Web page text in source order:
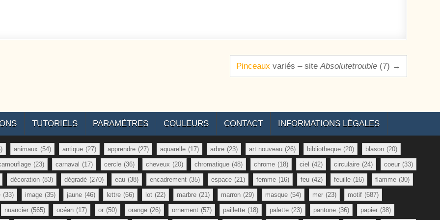
Pinceaux variés – site Absolutetrouble(7) →
TUTORIELS PARAMÈTRES COULEURS CONTACT INFORMATIONS LÉGALES
animaux (54) antique (27) apprendre (27) aquarelle (17) arbre (23) art nouveau (26) bibliotheque (20) blason (20)
(23) carnaval (17) cercle (36) cheveux (20) chromatique (48) chrome (18) ciel (42) circulaire (24) coeur (33)
décoration (83) dégradé (270) eau (38) encadrement (35) espace (21) femme (16) feu (42) feuille (16) flamme (30)
(33) image (35) jaune (46) lettre (66) lot (22) marbre (21) marron (29) masque (54) mer (23) motif (687)
nuancier (565) océan (17) or (50) orange (26) ornement (57) paillette (18) palette (23) pantone (36) papier (38)